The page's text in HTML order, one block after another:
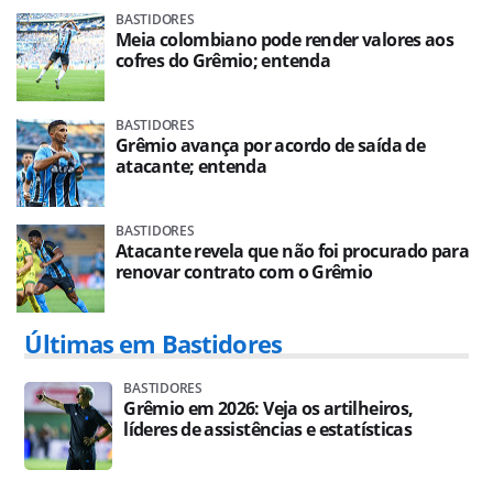
BASTIDORES
Meia colombiano pode render valores aos
cofres do Grêmio; entenda
BASTIDORES
Grêmio avança por acordo de saída de
atacante; entenda
BASTIDORES
Atacante revela que não foi procurado para
renovar contrato com o Grêmio
Últimas em Bastidores
BASTIDORES
Grêmio em 2026: Veja os artilheiros,
líderes de assistências e estatísticas